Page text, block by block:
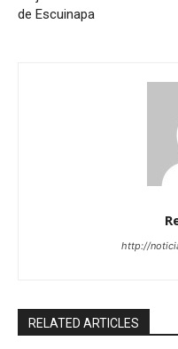
de Escuinapa
http://
RELATED ARTICLES